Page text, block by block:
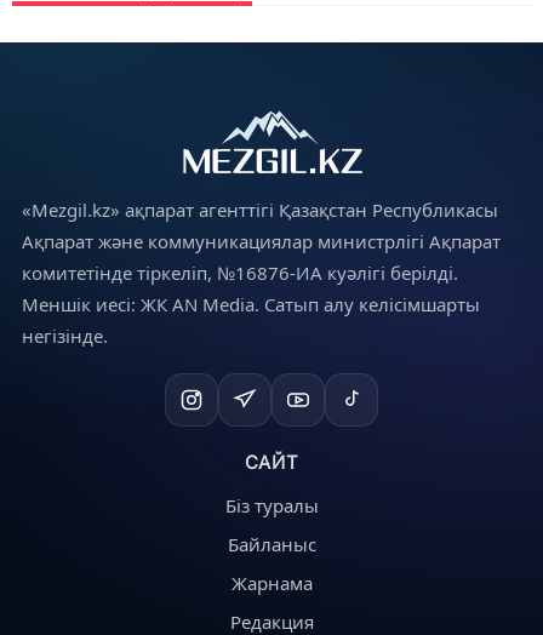
«Mezgil.kz» ақпарат агенттігі Қазақстан Республикасы
Ақпарат және коммуникациялар министрлігі Ақпарат
комитетінде тіркеліп, №16876-ИА куәлігі берілді.
Меншік иесі: ЖК AN Media. Сатып алу келісімшарты
негізінде.
САЙТ
Біз туралы
Байланыс
Жарнама
Редакция